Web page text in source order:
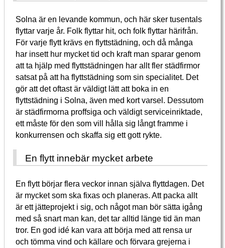
Solna är en levande kommun, och här sker tusentals
flyttar varje år. Folk flyttar hit, och folk flyttar härifrån.
För varje flytt krävs en flyttstädning, och då många
har insett hur mycket tid och kraft man sparar genom
att ta hjälp med flyttstädningen har allt fler städfirmor
satsat på att ha flyttstädning som sin specialitet. Det
gör att det oftast är väldigt lätt att boka in en
flyttstädning i Solna, även med kort varsel. Dessutom
är städfirmorna proffsiga och väldigt serviceinriktade,
ett måste för den som vill hålla sig långt framme i
konkurrensen och skaffa sig ett gott rykte.
En flytt innebär mycket arbete
En flytt börjar flera veckor innan själva flyttdagen. Det
är mycket som ska fixas och planeras. Att packa allt
är ett jätteprojekt i sig, och något man bör sätta igång
med så snart man kan, det tar alltid länge tid än man
tror. En god idé kan vara att börja med att rensa ur
och tömma vind och källare och förvara grejerna i